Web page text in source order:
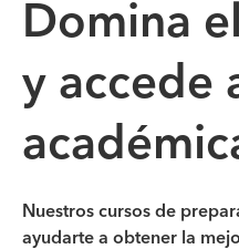
Domina
y accede
Nuestros cursos de
ayudarte a obtener la